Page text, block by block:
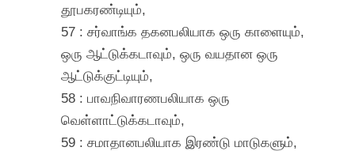
தூபகரண்டியும்,
57 : சர்வாங்க தகனபலியாக ஒரு காளையும்,
ஒரு ஆட்டுக்கடாவும், ஒரு வயதான ஒரு
ஆட்டுக்குட்டியும்,
58 : பாவநிவாரணபலியாக ஒரு
வெள்ளாட்டுக்கடாவும்,
59 : சமாதானபலியாக இரண்டு மாடுகளும்,